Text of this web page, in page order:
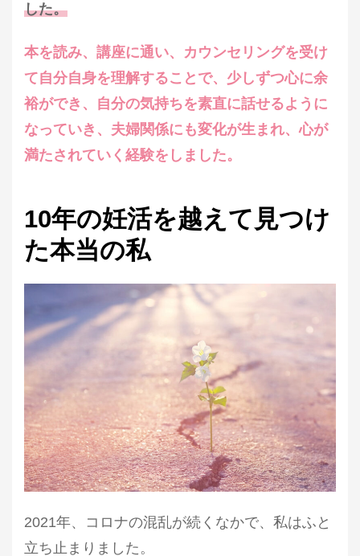
した。
本を読み、講座に通い、カウンセリングを受け
て自分自身を理解することで、少しずつ心に余
裕ができ、自分の気持ちを素直に話せるように
なっていき、夫婦関係にも変化が生まれ、心が
満たされていく経験をしました。
10年の妊活を越えて見つけ
た本当の私
2021年、コロナの混乱が続くなかで、私はふと
立ち止まりました。